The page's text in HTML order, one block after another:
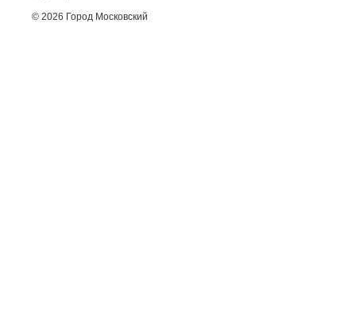
© 2026 Город Московский